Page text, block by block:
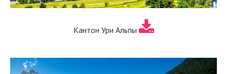
Кантон Ури Альпы